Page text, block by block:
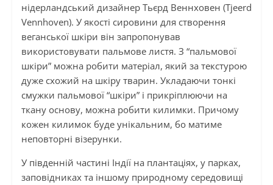
нідерландський дизайнер Тьєрд Веннховен (Tjeerd
Vennhoven). У якості сировини для створення
веганської шкіри він запропонував
використовувати пальмове листя. З “пальмової
шкіри” можна робити матеріал, який за текстурою
дуже схожий на шкіру тварин. Укладаючи тонкі
смужки пальмової “шкіри” і прикріплюючи на
ткану основу, можна робити килимки. Причому
кожен килимок буде унікальним, бо матиме
неповторні візерунки.
У південній частині Індії на плантаціях, у парках,
заповідниках та іншому природному середовищі